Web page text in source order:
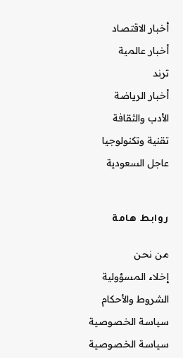
أخبار الاقتصاد
أخبار عالمية
ترند
أخبار الرياضة
الأدب والثقافة
تقنية وتكنولوجيا
عاجل السعودية
روابط هامة
من نحن
إخلاء المسؤولية
الشروط والأحكام
سياسة الخصوصية
سياسة الخصوصية